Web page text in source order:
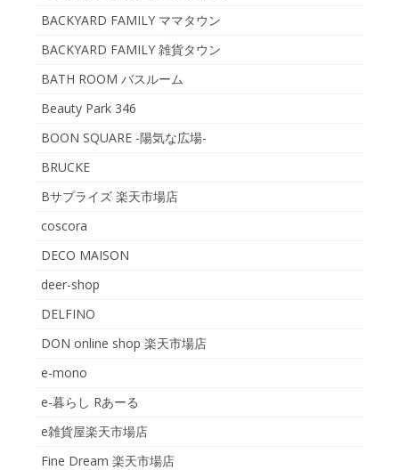
BACKYARD FAMILY ママタウン
BACKYARD FAMILY 雑貨タウン
BATH ROOM バスルーム
Beauty Park 346
BOON SQUARE -陽気な広場-
BRUCKE
Bサプライズ 楽天市場店
coscora
DECO MAISON
deer-shop
DELFINO
DON online shop 楽天市場店
e-mono
e-暮らし Rあーる
e雑貨屋楽天市場店
Fine Dream 楽天市場店